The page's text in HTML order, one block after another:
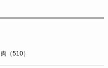
肉（510）